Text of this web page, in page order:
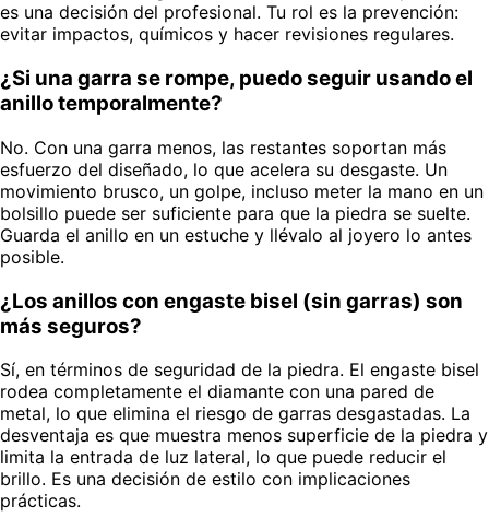
es una decisión del profesional. Tu rol es la prevención:
evitar impactos, químicos y hacer revisiones regulares.
¿Si una garra se rompe, puedo seguir usando el
anillo temporalmente?
No. Con una garra menos, las restantes soportan más
esfuerzo del diseñado, lo que acelera su desgaste. Un
movimiento brusco, un golpe, incluso meter la mano en un
bolsillo puede ser suficiente para que la piedra se suelte.
Guarda el anillo en un estuche y llévalo al joyero lo antes
posible.
¿Los anillos con engaste bisel (sin garras) son
más seguros?
Sí, en términos de seguridad de la piedra. El engaste bisel
rodea completamente el diamante con una pared de
metal, lo que elimina el riesgo de garras desgastadas. La
desventaja es que muestra menos superficie de la piedra y
limita la entrada de luz lateral, lo que puede reducir el
brillo. Es una decisión de estilo con implicaciones
prácticas.